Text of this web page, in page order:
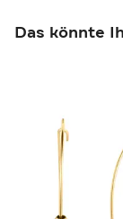
Das könnte